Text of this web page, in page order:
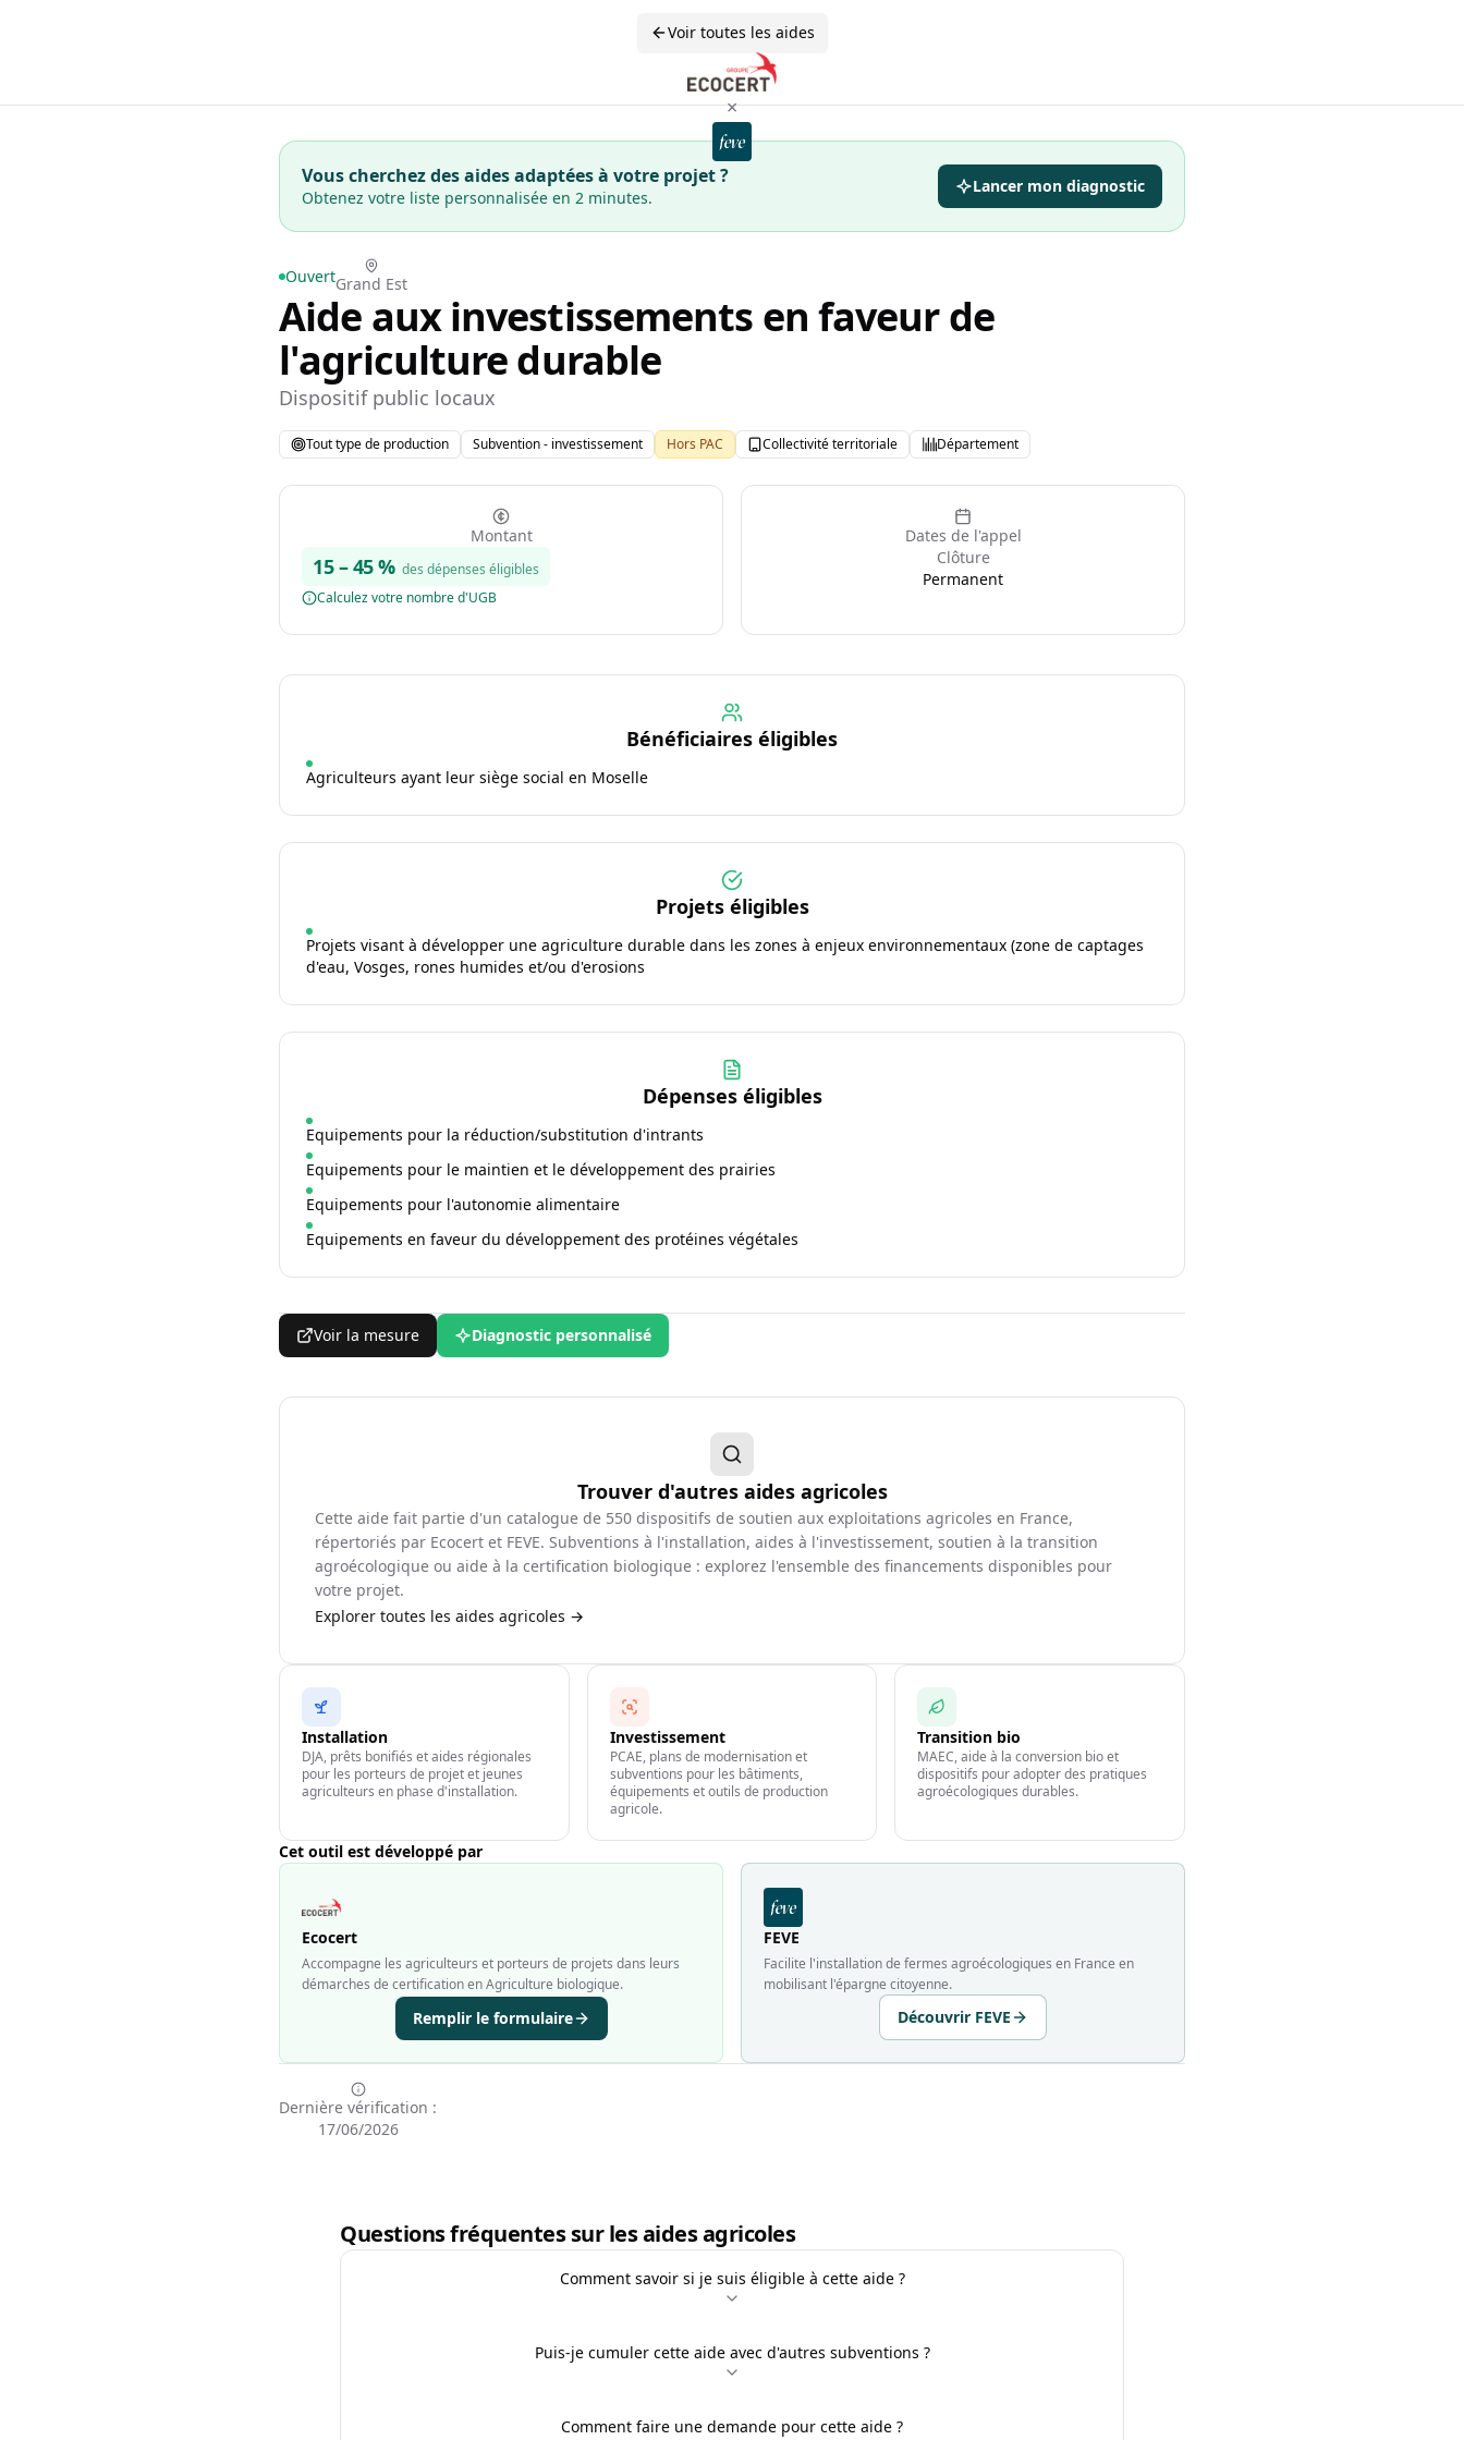
Voir toutes les aides
×
Vous cherchez des aides adaptées à votre projet ?
Obtenez votre liste personnalisée en 2 minutes.
Lancer mon diagnostic
OuvertGrand Est
Aide aux investissements en faveur de
l'agriculture durable
Dispositif public locaux
Tout type de production Subvention - investissement Hors PAC Collectivité territoriale Département
Montant
15–45% des dépenses éligibles
Calculez votre nombre d'UGB
Dates de l'appel
Clôture
Permanent
Bénéficiaires éligibles
Agriculteurs ayant leur siège social en Moselle
Projets éligibles
Projets visant à développer une agriculture durable dans les zones à enjeux environnementaux (zone de captages
d'eau, Vosges, rones humides et/ou d'erosions
Dépenses éligibles
Equipements pour la réduction/substitution d'intrants
Equipements pour le maintien et le développement des prairies
Equipements pour l'autonomie alimentaire
Equipements en faveur du développement des protéines végétales
Voir la mesure Diagnostic personnalisé
Trouver d'autres aides agricoles
Cette aide fait partie d'un catalogue de 550 dispositifs de soutien aux exploitations agricoles en France,
répertoriés par Ecocert et FEVE. Subventions à l'installation, aides à l'investissement, soutien à la transition
agroécologique ou aide à la certification biologique : explorez l'ensemble des financements disponibles pour
votre projet.
Explorer toutes les aides agricoles →
Installation
DJA, prêts bonifiés et aides régionales
pour les porteurs de projet et jeunes
agriculteurs en phase d'installation.
Investissement
PCAE, plans de modernisation et
subventions pour les bâtiments,
équipements et outils de production
agricole.
Transition bio
MAEC, aide à la conversion bio et
dispositifs pour adopter des pratiques
agroécologiques durables.
Cet outil est développé par
Ecocert
Accompagne les agriculteurs et porteurs de projets dans leurs
démarches de certification en Agriculture biologique.
Remplir le formulaire
FEVE
Facilite l'installation de fermes agroécologiques en France en
mobilisant l'épargne citoyenne.
Découvrir FEVE
Dernière vérification :
17/06/2026
Questions fréquentes sur les aides agricoles
Comment savoir si je suis éligible à cette aide ?
Puis-je cumuler cette aide avec d'autres subventions ?
Comment faire une demande pour cette aide ?